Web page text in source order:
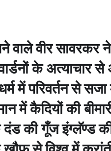
वाले वीर सावरकर
के अत्याचार से
में परिवर्तन से
में कैदियों की
की गूँज इंग्लॅण्ड